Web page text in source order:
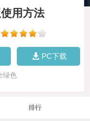
用方法
PC下载
绿色
排行